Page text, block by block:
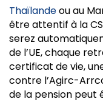
Thaïlandeou au
être attentif à la
serez
de l’UE, chaque
certificat de vie,
contre l’Agirc-
de la pension peut